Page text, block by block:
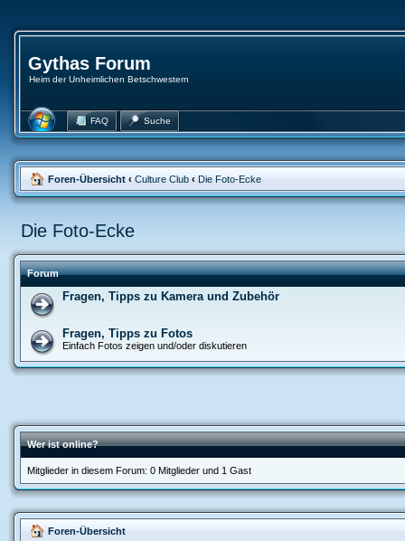
Gythas Forum
Heim der Unheimlichen Betschwestern
FAQ Suche
Foren-Übersicht ‹ Culture Club ‹ Die Foto-Ecke
Die Foto-Ecke
Forum
Fragen, Tipps zu Kamera und Zubehör
Fragen, Tipps zu Fotos
Einfach Fotos zeigen und/oder diskutieren
Wer ist online?
Mitglieder in diesem Forum: 0 Mitglieder und 1 Gast
Foren-Übersicht